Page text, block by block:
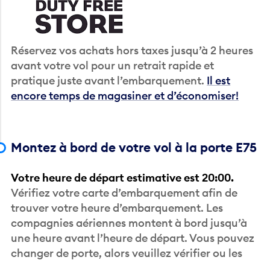
Réservez vos achats hors taxes jusqu’à 2 heures
avant votre vol pour un retrait rapide et
pratique juste avant l’embarquement.Il est
encore temps de magasiner et d’économiser!
Vérifiez votre carte d’embarquement afin de
trouver votre heure d’embarquement. Les
compagnies aériennes montent à bord jusqu’à
une heure avant l’heure de départ. Vous pouvez
changer de porte, alors veuillez vérifier ou les
écrans de l’aérogare régulièrement.